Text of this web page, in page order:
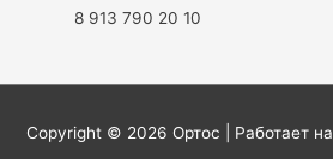
8 913 790 20 10
Copyright © 2026 Ортос | Работает на